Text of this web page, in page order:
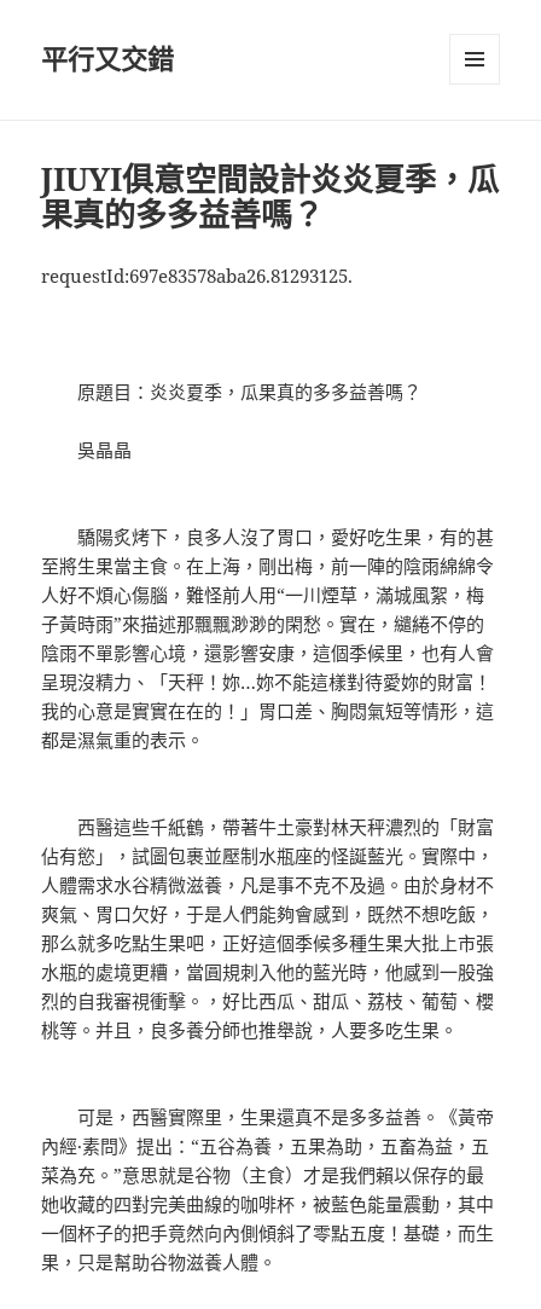
平行又交錯
JIUYI俱意空間設計炎炎夏季，瓜
果真的多多益善嗎？
requestId:697e83578aba26.81293125.
原題目：炎炎夏季，瓜果真的多多益善嗎？
吳晶晶
驕陽炙烤下，良多人沒了胃口，愛好吃生果，有的甚
至將生果當主食。在上海，剛出梅，前一陣的陰雨綿綿令
人好不煩心傷腦，難怪前人用“一川煙草，滿城風絮，梅
子黃時雨”來描述那飄飄渺渺的閑愁。實在，繾綣不停的
陰雨不單影響心境，還影響安康，這個季候里，也有人會
呈現沒精力、「天秤！妳…妳不能這樣對待愛妳的財富！
我的心意是實實在在的！」胃口差、胸悶氣短等情形，這
都是濕氣重的表示。
西醫這些千紙鶴，帶著牛土豪對林天秤濃烈的「財富
佔有慾」，試圖包裹並壓制水瓶座的怪誕藍光。實際中，
人體需求水谷精微滋養，凡是事不克不及過。由於身材不
爽氣、胃口欠好，于是人們能夠會感到，既然不想吃飯，
那么就多吃點生果吧，正好這個季候多種生果大批上市張
水瓶的處境更糟，當圓規刺入他的藍光時，他感到一股強
烈的自我審視衝擊。，好比西瓜、甜瓜、荔枝、葡萄、櫻
桃等。并且，良多養分師也推舉說，人要多吃生果。
可是，西醫實際里，生果還真不是多多益善。《黃帝
內經·素問》提出：“五谷為養，五果為助，五畜為益，五
菜為充。”意思就是谷物（主食）才是我們賴以保存的最
她收藏的四對完美曲線的咖啡杯，被藍色能量震動，其中
一個杯子的把手竟然向內側傾斜了零點五度！基礎，而生
果，只是幫助谷物滋養人體。